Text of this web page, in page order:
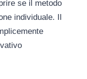
se il metodo
individuale. Il